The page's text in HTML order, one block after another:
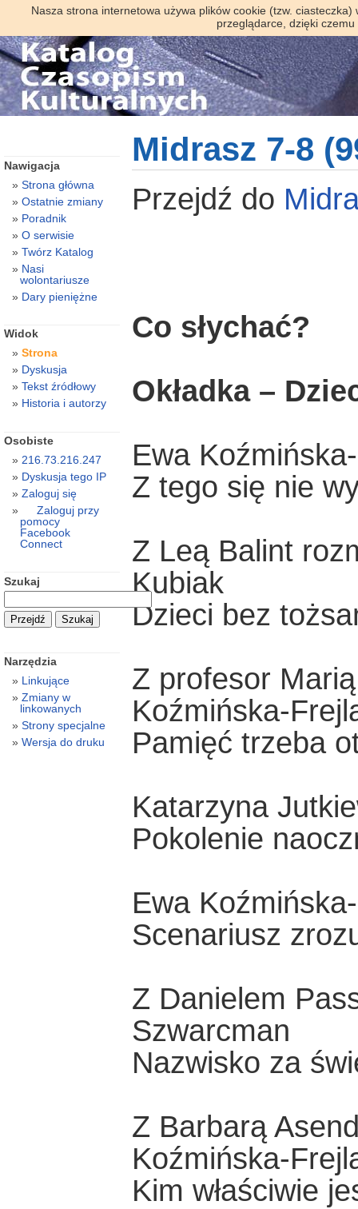
Nasza strona internetowa używa plików cookie (tzw.
przeglądarce, dzięki
Midrasz 7-8
Przejdź do
Co słychać?
Okładka –
Ewa
Z tego się nie
Z Leą Balint
Kubiak
Dzieci bez
Z profesor
Koźmińska-
Pamięć trzeba
Katarzyna
Pokolenie
Ewa
Scenariusz
Z Danielem
Szwarcman
Nazwisko za
Z Barbarą
Koźmińska-
Kim właściwie
Nawigacja
Strona główna
Ostatnie zmiany
Poradnik
O serwisie
Twórz Katalog
Nasi
wolontariusze
Dary pieniężne
Widok
Strona
Dyskusja
Tekst źródłowy
Historia i autorzy
Osobiste
216.73.216.247
Dyskusja tego IP
Zaloguj się
Zaloguj przy
pomocy
Facebook
Connect
Szukaj
Narzędzia
Linkujące
Zmiany w
linkowanych
Strony specjalne
Wersja do druku